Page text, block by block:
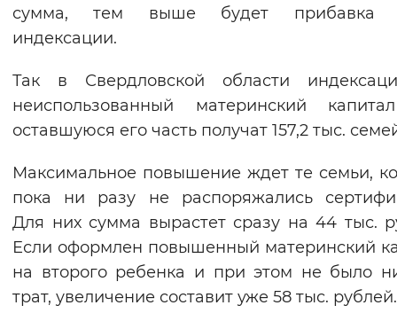
Синий фон
Включены Выключены
Звуковой ассистент
Воспроизвести Остановить
Вернуть стандартные настройки
сумма, тем выше будет прибавка
индексации.
Так в Свердловской области
неиспользованный материнский
оставшуюся его часть получат 157,2 тыс.
Максимальное повышение ждет те семьи,
пока ни разу не распоряжались
Для них сумма вырастет сразу на 44 тыс.
Если оформлен повышенный материнский
на второго ребенка и при этом не было
трат, увеличение составит уже 58 тыс. рублей.